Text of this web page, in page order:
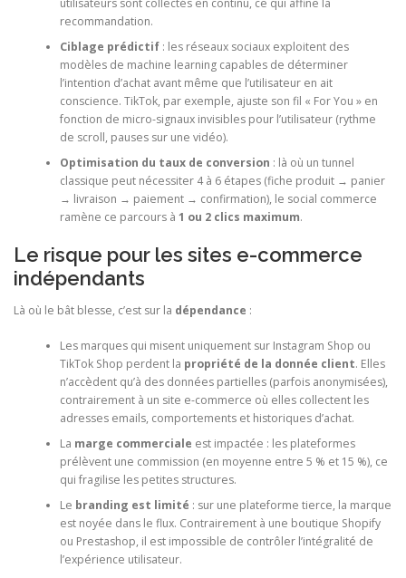
recommandation.
Ciblage prédictif: les réseaux sociaux exploitent des
modèles de machine learning capables de déterminer
l’intention d’achat avant même que l’utilisateur en ait
conscience. TikTok, par exemple, ajuste son fil « For You » en
fonction de micro-signaux invisibles pour l’utilisateur (rythme
de scroll, pauses sur une vidéo).
Optimisation du taux de conversion : là où un tunnel
classique peut nécessiter 4 à 6 étapes (fiche produit → panier
→ livraison → paiement → confirmation), le social commerce
ramène ce parcours à 1 ou 2 clics maximum.
Le risque pour les sites e-commerce
indépendants
Là où le bât blesse, c’est sur la dépendance :
Les marques qui misent uniquement sur Instagram Shop ou
TikTok Shop perdent la propriété de la donnée client. Elles
n’accèdent qu’à des données partielles (parfois anonymisées),
contrairement à un site e-commerce où elles collectent les
adresses emails, comportements et historiques d’achat.
La marge commerciale est impactée : les plateformes
prélèvent une commission (en moyenne entre 5 % et 15 %), ce
qui fragilise les petites structures.
Le branding est limité : sur une plateforme tierce, la marque
est noyée dans le flux. Contrairement à une boutique Shopify
ou Prestashop, il est impossible de contrôler l’intégralité de
l’expérience utilisateur.